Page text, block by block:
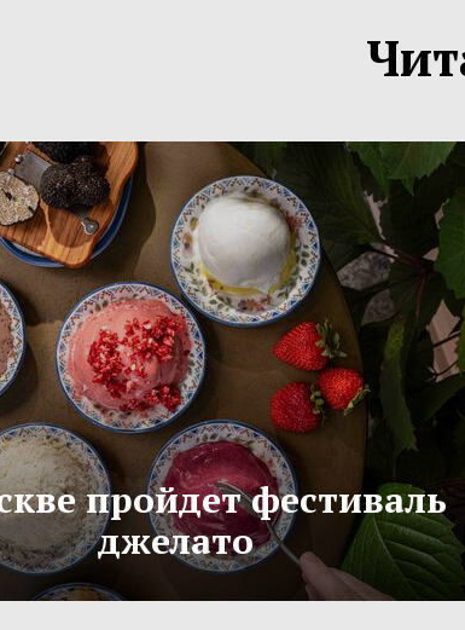
пройдет фестиваль
джелато